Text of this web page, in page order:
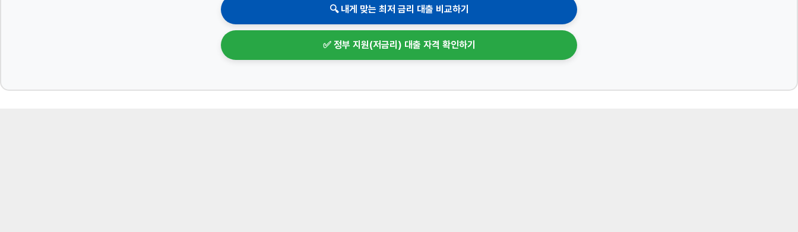
🔍 내게 맞는 최저 금리 대출 비교하기
✅ 정부 지원(저금리) 대출 자격 확인하기